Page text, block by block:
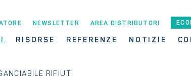
RISORSE REFERENZE NOTIZIE
NEWSLETTER AREA DISTRIBUTORI
RIFIUTI